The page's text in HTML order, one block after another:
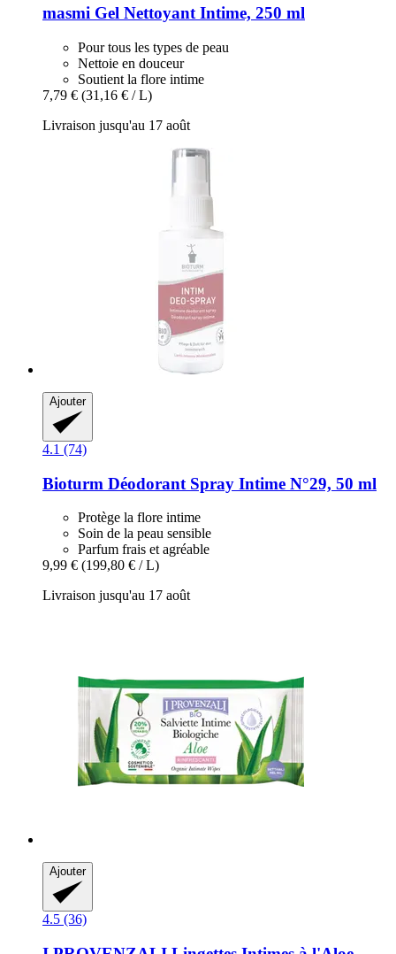
masmi Gel Nettoyant Intime, 250 ml
Pour tous les types de peau
Nettoie en douceur
Soutient la flore intime
7,79 € (31,16 € / L)
Livraison jusqu'au 17 août
Ajouter
4.1 (74)
Bioturm Déodorant Spray Intime N°29, 50 ml
Protège la flore intime
Soin de la peau sensible
Parfum frais et agréable
9,99 € (199,80 € / L)
Livraison jusqu'au 17 août
Ajouter
4.5 (36)